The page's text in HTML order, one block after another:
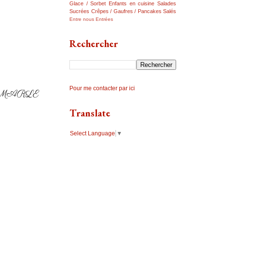
Glace / Sorbet Enfants en cuisine Salades
Sucrées Crêpes / Gaufres / Pancakes Salés
Entre nous Entrées
Rechercher
Pour me contacter par ici
Translate
Select Language ▼